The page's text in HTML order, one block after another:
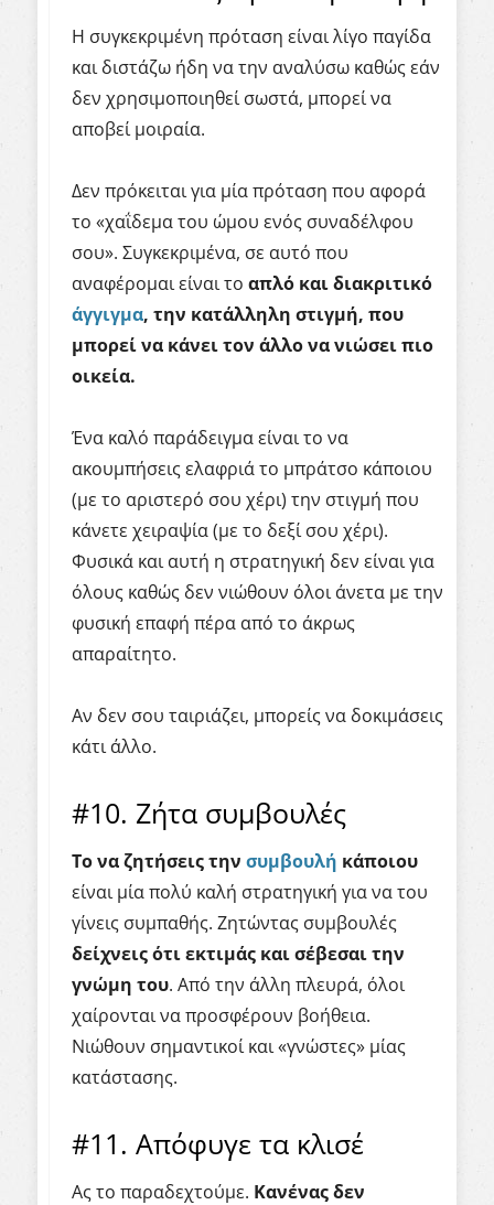
Η συγκεκριμένη πρόταση είναι λίγο παγίδα
και διστάζω ήδη να την αναλύσω καθώς εάν
δεν χρησιμοποιηθεί σωστά, μπορεί να
αποβεί μοιραία.
Δεν πρόκειται για μία πρόταση που αφορά
το «χαΐδεμα του ώμου ενός συναδέλφου
σου». Συγκεκριμένα, σε αυτό που
αναφέρομαι είναι το απλό καιδιακριτικό
άγγιγμα, την κατάλληλη στιγμή, που
μπορεί να κάνει τον άλλο να νιώσει πιο
οικεία.
Ένα καλό παράδειγμα είναι το να
ακουμπήσεις ελαφριά το μπράτσο κάποιου
(με το αριστερό σου χέρι) την στιγμή που
κάνετε χειραψία (με το δεξί σου χέρι).
Φυσικά και αυτή η στρατηγική δεν είναι για
όλους καθώς δεν νιώθουν όλοι άνετα με την
φυσική επαφή πέρα από το άκρως
απαραίτητο.
Αν δεν σου ταιριάζει, μπορείς να δοκιμάσεις
κάτι άλλο.
#10. Ζήτα συμβουλές
Το να ζητήσεις την συμβουλή κάποιου
είναι μία πολύ καλή στρατηγική για να του
γίνεις συμπαθής. Ζητώντας συμβουλές
δείχνεις ότι εκτιμάς και σέβεσαι την
γνώμη του. Από την άλλη πλευρά, όλοι
χαίρονται να προσφέρουν βοήθεια.
Νιώθουν σημαντικοί και «γνώστες» μίας
κατάστασης.
#11. Απόφυγε τα κλισέ
Ας το παραδεχτούμε. Κανένας δεν